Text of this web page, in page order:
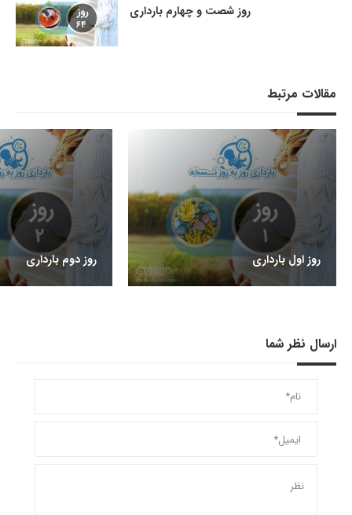
روز شصت و چهارم بارداری
مقالات مرتبط
روز اول بارداری روز دوم بارداری
ارسال نظر شما